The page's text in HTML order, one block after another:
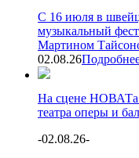
С 16 июля в
музыкальный
Мартином
02.08.26
На сцене НОВАТа
театра оперы и
-02.08.26-